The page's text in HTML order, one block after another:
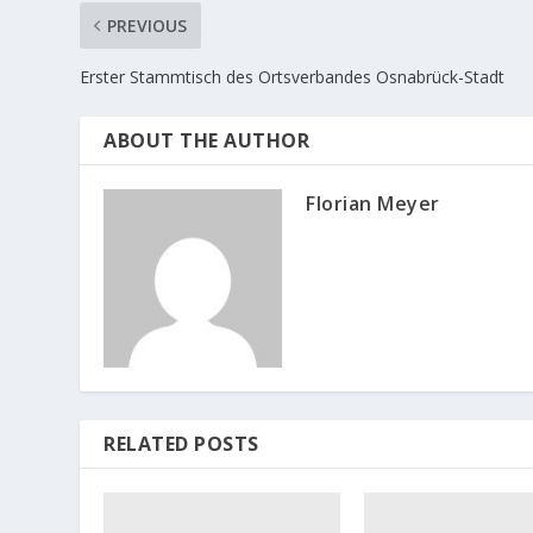
PREVIOUS
Erster Stammtisch des Ortsverbandes Osnabrück-Stadt
ABOUT THE AUTHOR
Florian Meyer
RELATED POSTS